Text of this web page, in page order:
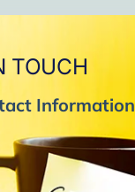
TOUCH
Information